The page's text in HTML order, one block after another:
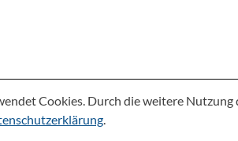
Cookies. Durch die weitere
.